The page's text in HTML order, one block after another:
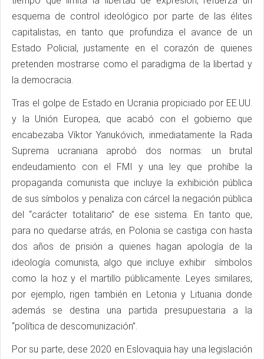
esquema de control ideológico por parte de las élites
capitalistas, en tanto que profundiza el avance de un
Estado Policial, justamente en el corazón de quienes
pretenden mostrarse como el paradigma de la libertad y
la democracia.
Tras el golpe de Estado en Ucrania propiciado por EE.UU.
y la Unión Europea, que acabó con el gobierno que
encabezaba Víktor Yanukóvich, inmediatamente la Rada
Suprema ucraniana aprobó dos normas: un brutal
endeudamiento con el FMI y una ley que prohíbe la
propaganda comunista que incluye la exhibición pública
de sus símbolos y penaliza con cárcel la negación pública
del “carácter totalitario” de ese sistema. En tanto que,
para no quedarse atrás, en Polonia se castiga con hasta
dos años de prisión a quienes hagan apología de la
ideología comunista, algo que incluye exhibir símbolos
como la hoz y el martillo públicamente. Leyes similares,
por ejemplo, rigen también en Letonia y Lituania donde
además se destina una partida presupuestaria a la
“política de descomunización”.
Por su parte, dese 2020 en Eslovaquia hay una legislación